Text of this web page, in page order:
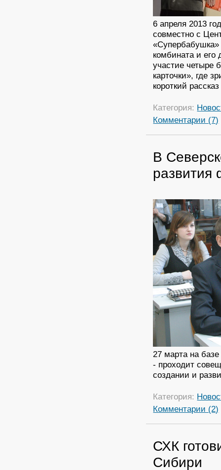
6 апреля 2013
совместно с
«Супербабушка»
комбината и его
участие четыре
карточки», где
короткий
Категория:
Комментарии (7)
В
развития
27 марта на
- проходит
создании и
Категория:
Комментарии (2)
СХК
Сибири